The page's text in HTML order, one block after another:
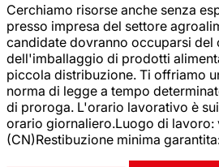
Cerchiamo risorse anche senza
presso impresa del settore
candidate dovranno occuparsi del
dell'imballaggio di prodotti
piccola distribuzione. Ti offriamo
norma di legge a tempo
di proroga. L'orario lavorativo è
orario giornaliero.Luogo di lavoro:
(CN)Restibuzione minima